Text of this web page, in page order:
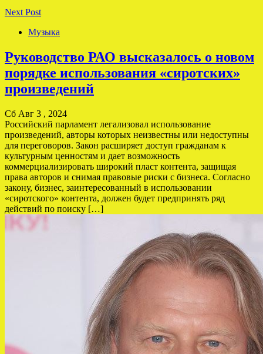
Next Post
Музыка
Руководство РАО высказалось о новом
порядке использования «сиротских»
произведений
Сб Авг 3 , 2024
Российский парламент легализовал использование
произведений, авторы которых неизвестны или недоступны
для переговоров. Закон расширяет доступ гражданам к
культурным ценностям и дает возможность
коммерциализировать широкий пласт контента, защищая
права авторов и снимая правовые риски с бизнеса. Согласно
закону, бизнес, заинтересованный в использовании
«сиротского» контента, должен будет предпринять ряд
действий по поиску […]